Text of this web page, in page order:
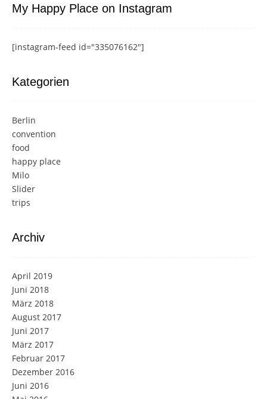
My Happy Place on Instagram
[instagram-feed id="335076162"]
Kategorien
Berlin
convention
food
happy place
Milo
Slider
trips
Archiv
April 2019
Juni 2018
März 2018
August 2017
Juni 2017
März 2017
Februar 2017
Dezember 2016
Juni 2016